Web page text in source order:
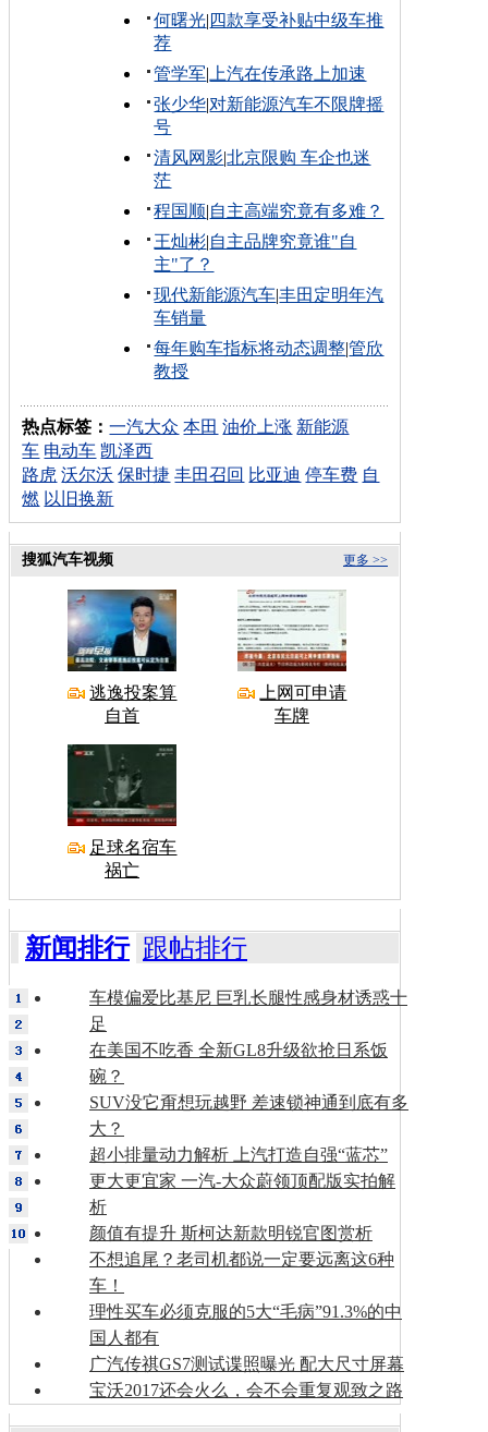
何曙光| 四款享受补贴中级车推
荐
管学军| 上汽在传承路上加速
张少华|对新能源汽车不限牌摇
号
清风网影|北京限购 车企也迷
茫
程国顺|自主高端究竟有多难？
王灿彬|自主品牌究竟谁"自
主"了？
现代新能源汽车|丰田定明年汽
车销量
每年购车指标将动态调整|管欣
教授
热点标签：一汽大众 本田 油价上涨 新能源
车 电动车 凯泽西
路虎 沃尔沃 保时捷 丰田召回 比亚迪 停车费 自
燃 以旧换新
更多 >>
搜狐汽车视频
逃逸投案算
自首
上网可申请
车牌
足球名宿车
祸亡
新闻排行 跟帖排行
车模偏爱比基尼 巨乳长腿性感身材诱惑十
足
在美国不吃香 全新GL8升级欲抢日系饭
碗？
SUV没它甭想玩越野 差速锁神通到底有多
大？
超小排量动力解析 上汽打造自强“蓝芯”
更大更宜家 一汽-大众蔚领顶配版实拍解
析
颜值有提升 斯柯达新款明锐官图赏析
不想追尾？老司机都说一定要远离这6种
车！
理性买车必须克服的5大“毛病”91.3%的中
国人都有
广汽传祺GS7测试谍照曝光 配大尺寸屏幕
宝沃2017还会火么，会不会重复观致之路